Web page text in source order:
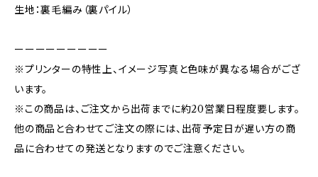
生地：裏毛編み（裏パイル）
ーーーーーーーーー
※プリンターの特性上、イメージ写真と色味が異なる場合がござ
います。
※この商品は、ご注文から出荷までに約20営業日程度要します。
他の商品と合わせてご注文の際には、出荷予定日が遅い方の商
品に合わせての発送となりますのでご注意ください。